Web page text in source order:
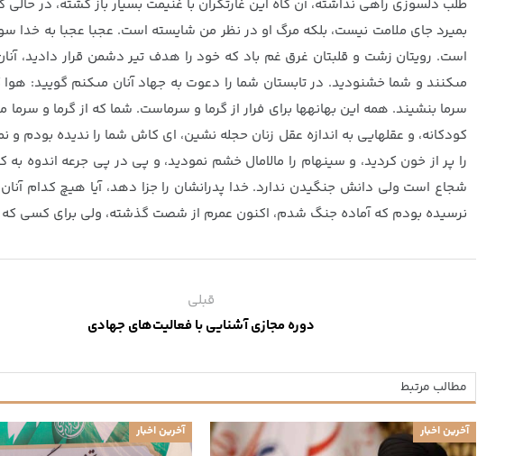
طلب دلسوزى راهى نداشته، آن گاه اين غارتگران‏ با غنيمت بسيار باز گشته، در
بميرد جاى ملامت نيست، بلكه مرگ او در نظر من شايسته است. عجبا عجبا به خدا
است. رويتان زشت و قلبتان غرق غم باد كه خود را هدف تير دشمن قرار داديد،
مى‏كنند و شما خشنوديد. در تابستان شما را دعوت به جهاد آنان مى‏كنم گوييد:
سرما بنشيند. همه اين بهانه‏ها براى فرار از گرما و سرماست. شما كه از گرما و
كودكانه، و عقلهايى به اندازه عقل زنان حجله نشين، اى كاش شما را نديده
را پر از خون كرديد، و سينه‏ام را مالامال خشم نموديد، و پى در پى جرعه اندوه به
شجاع است ولى دانش جنگيدن ندارد. خدا پدرانشان را جزا دهد، آيا هيچ
نرسيده بودم كه آماده جنگ شدم، اكنون عمرم از شصت گذشته، ولى براى كسى
قبلی
دوره مجازی آشنایی با فعالیت‌های جهادی
مطالب مرتبط
آخرین اخبار آخرین اخبار